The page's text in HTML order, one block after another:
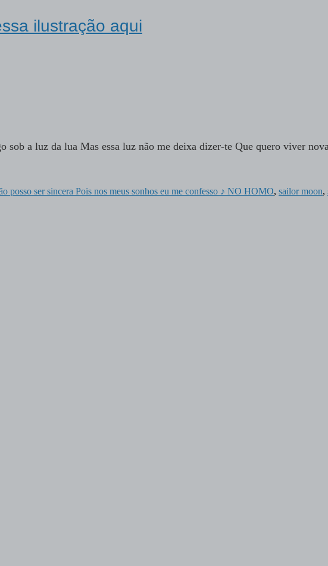
ilustração aqui
sob a luz da lua Mas essa luz não me deixa dizer-te Que quero viver nova
posso ser sincera Pois nos meus sonhos eu me confesso ♪ NO HOMO, sailor moon,